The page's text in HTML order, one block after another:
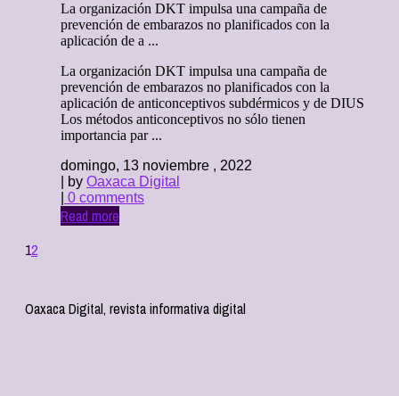
La organización DKT impulsa una campaña de
prevención de embarazos no planificados con la
aplicación de a ...
La organización DKT impulsa una campaña de
prevención de embarazos no planificados con la
aplicación de anticonceptivos subdérmicos y de DIUS
Los métodos anticonceptivos no sólo tienen
importancia par ...
domingo, 13 noviembre , 2022
| by Oaxaca Digital
0 comments
Read more
12
Oaxaca Digital, revista informativa digital